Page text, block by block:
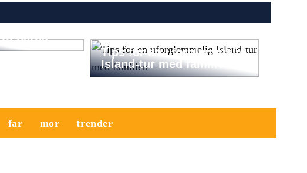
skal handle
barna
Tips for en uforglemmelig
Island-tur med familien
far mor trender